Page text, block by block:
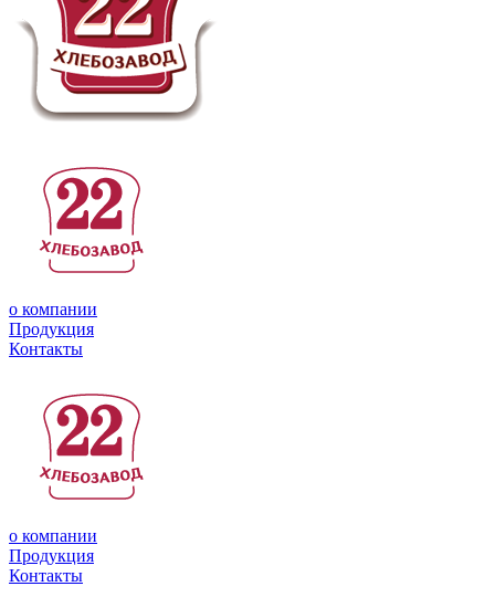
о компании
Продукция
Контакты
о компании
Продукция
Контакты